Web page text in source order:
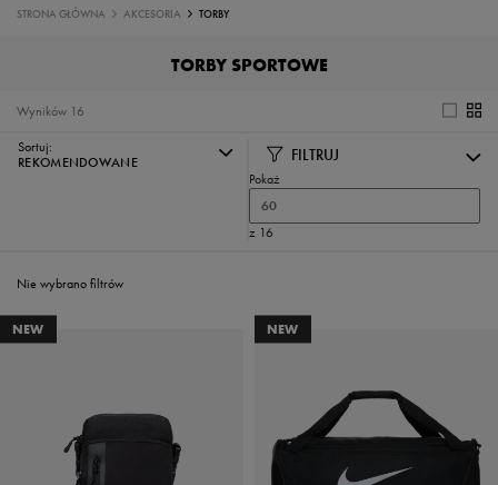
STRONA GŁÓWNA AKCESORIA TORBY
TORBY SPORTOWE
16
Wyników
Sortuj:
REKOMENDOWANE
FILTRUJ
Pokaż
60
z 16
Nie wybrano filtrów
NEW NEW